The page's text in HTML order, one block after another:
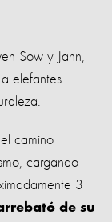
Sow y Jahn,
elefantes
camino
cargando
3
de su